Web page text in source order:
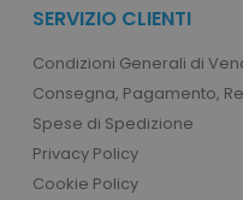
SERVIZIO CLIENTI
Condizioni Generali di
Consegna, Pagamento,
Spese di Spedizione
Privacy Policy
Cookie Policy